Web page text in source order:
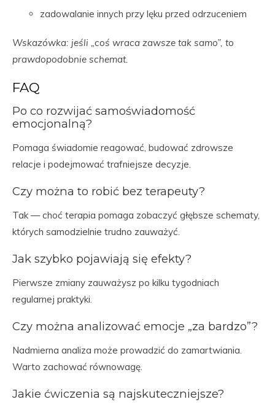
zadowalanie innych przy lęku przed odrzuceniem
Wskazówka: jeśli „coś wraca zawsze tak samo”, to
prawdopodobnie schemat.
FAQ
Po co rozwijać samoświadomość
emocjonalną?
Pomaga świadomie reagować, budować zdrowsze
relacje i podejmować trafniejsze decyzje.
Czy można to robić bez terapeuty?
Tak — choć terapia pomaga zobaczyć głębsze schematy,
których samodzielnie trudno zauważyć.
Jak szybko pojawiają się efekty?
Pierwsze zmiany zauważysz po kilku tygodniach
regularnej praktyki.
Czy można analizować emocje „za bardzo”?
Nadmierna analiza może prowadzić do zamartwiania.
Warto zachować równowagę.
Jakie ćwiczenia są najskuteczniejsze?